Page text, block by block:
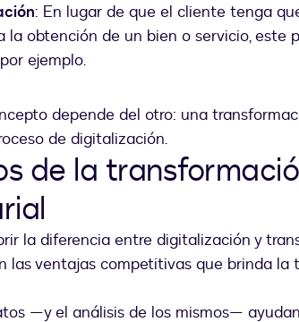
: En lugar de que el cliente tenga
la obtención de un bien o servicio, este
ejemplo.
depende del otro: una
de digitalización.
de la
la diferencia entre digitalización y
las ventajas competitivas que brinda
—y el análisis de los mismos—